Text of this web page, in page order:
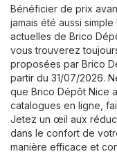
Bénéficier de prix
jamais été aussi
actuelles de Brico
vous trouverez
proposées par Brico
partir du 31/07/2026.
que Brico Dépôt Nice
catalogues en ligne,
Jetez un œil aux
dans le confort de
manière efficace et